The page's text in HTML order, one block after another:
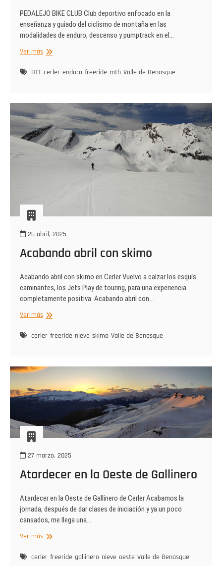
PEDALEJO BIKE CLUB Club deportivo enfocado en la
enseñanza y guiado del ciclismo de montaña en las
modalidades de enduro, descenso y pumptrack en el…
Ver másPEDALEJO
CLUB
BTT cerler enduro freeride mtb Valle de Benasque
26 abril, 2025
Acabando abril con skimo
Acabando abril con skimo en Cerler Vuelvo a calzar los esquís
caminantes, los Jets Play de touring, para una experiencia
completamente positiva. Acabando abril con…
Ver másAcabando
con
cerler freeride nieve skimo Valle de Benasque
27 marzo, 2025
Atardecer en la Oeste de Gallinero
Atardecer en la Oeste de Gallinero de Cerler Acabamos la
jornada, después de dar clases de iniciación y ya un poco
cansados, me llega una…
Ver másAtardecer
la
cerler freeride gallinero nieve oeste Valle de Benasque